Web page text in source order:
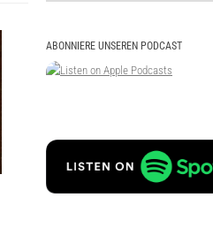
ABONNIERE UNSEREN PODCAST